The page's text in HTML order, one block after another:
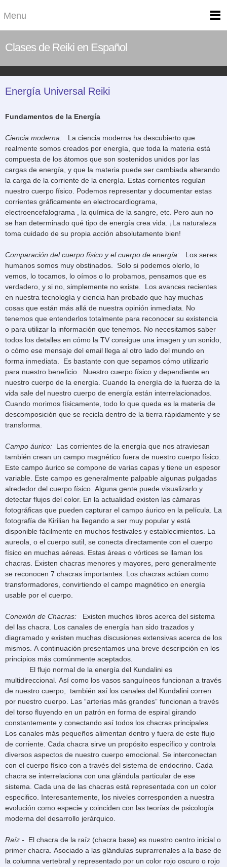
Menu
Clases de Reiki en Español
Energía Universal Reiki
Fundamentos de la Energía
Ciencia moderna: La ciencia moderna ha descubierto que
realmente somos creados por energía, que toda la materia está
compuesta de los átomos que son sostenidos unidos por las
cargas de energía, y que la materia puede ser cambiada alterando
la carga de la corriente de la energía. Estas corrientes regulan
nuestro cuerpo físico. Podemos representar y documentar estas
corrientes gráficamente en electrocardiograma,
electroencefalograma , la química de la sangre, etc. Pero aun no
se han determinado qué tipo de energía crea vida. ¡La naturaleza
toma cuidado de su propia acción absolutamente bien!
Comparación del cuerpo físico y el cuerpo de energía: Los seres
humanos somos muy obstinados. Solo si podemos olerlo, lo
vemos, lo tocamos, lo oímos o lo probamos, pensamos que es
verdadero, y si no, simplemente no existe. Los avances recientes
en nuestra tecnología y ciencia han probado que hay muchas
cosas que están más allá de nuestra opinión inmediata. No
tenemos que entenderlos totalmente para reconocer su existencia
o para utilizar la información que tenemos. No necesitamos saber
todos los detalles en cómo la TV consigue una imagen y un sonido,
o cómo ese mensaje del email llega al otro lado del mundo en
forma inmediata. Es bastante con que sepamos cómo utilizarlo
para nuestro beneficio. Nuestro cuerpo físico y dependiente en
nuestro cuerpo de la energía. Cuando la energía de la fuerza de la
vida sale del nuestro cuerpo de energía están interrelacionados.
Cuando morimos físicamente, todo lo que queda es la materia de
descomposición que se recicla dentro de la tierra rápidamente y se
transforma.
Campo áurico: Las corrientes de la energía que nos atraviesan
también crean un campo magnético fuera de nuestro cuerpo físico.
Este campo áurico se compone de varias capas y tiene un espesor
variable. Este campo es generalmente palpable algunas pulgadas
alrededor del cuerpo físico. Alguna gente puede visualizarlo y
detectar flujos del color. En la actualidad existen las cámaras
fotográficas que pueden capturar el campo áurico en la película. La
fotografía de Kirilian ha llegando a ser muy popular y está
disponible fácilmente en muchos festivales y establecimientos. La
aureola, o el cuerpo sutil, se conecta directamente con el cuerpo
físico en muchas aéreas. Estas áreas o vórtices se llaman los
chacras. Existen chacras menores y mayores, pero generalmente
se reconocen 7 chacras importantes. Los chacras actúan como
transformadores, convirtiendo el campo magnético en energía
usable por el cuerpo.
Conexión de Chacras: Existen muchos libros acerca del sistema
del las chacra. Los canales de energía han sido trazados y
diagramado y existen muchas discusiones extensivas acerca de los
mismos. A continuación presentamos una breve descripción en los
principios más comúnmente aceptados.
El flujo normal de la energía del Kundalini es
multidireccional. Así como los vasos sanguíneos funcionan a través
de nuestro cuerpo, también así los canales del Kundalini corren
por nuestro cuerpo. Las “arterias más grandes” funcionan a través
del torso fluyendo en un patrón en forma de espiral girando
constantemente y conectando así todos los chacras principales.
Los canales más pequeños alimentan dentro y fuera de este flujo
de corriente. Cada chacra sirve un propósito específico y controla
diversos aspectos de nuestro cuerpo emocional. Se interconectan
con el cuerpo físico con a través del sistema de endocrino. Cada
chacra se interrelaciona con una glándula particular de ese
sistema. Cada una de las chacras está representada con un color
especifico. Interesantemente, los niveles corresponden a nuestra
evolución como especie y coinciden con las teorías de psicología
moderna del desarrollo jerárquico.
Raíz - El chacra de la raíz (chacra base) es nuestro centro inicial o
primer chacra. Asociado a las glándulas suprarrenales a la base de
la columna vertebral y representado por un color rojo oscuro o rojo